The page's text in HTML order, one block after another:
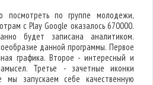
по группе молодежи,
с Play Google оказалось 670000.
будет записана аналитиком.
данной программы. Первое
графика. Второе - интересный и
Третье - зачетные иконки
мы запускаем себе качественную